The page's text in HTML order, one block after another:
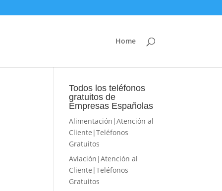
Home
Todos los teléfonos
gratuitos de
Empresas Españolas
Alimentación|Atención al
Cliente|Teléfonos
Gratuitos
Aviación|Atención al
Cliente|Teléfonos
Gratuitos